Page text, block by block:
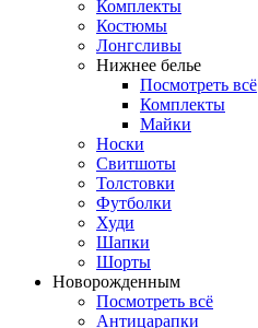
Комплекты
Костюмы
Лонгсливы
Нижнее белье
Посмотреть всё
Комплекты
Майки
Носки
Свитшоты
Толстовки
Футболки
Худи
Шапки
Шорты
Новорожденным
Посмотреть всё
Антицарапки